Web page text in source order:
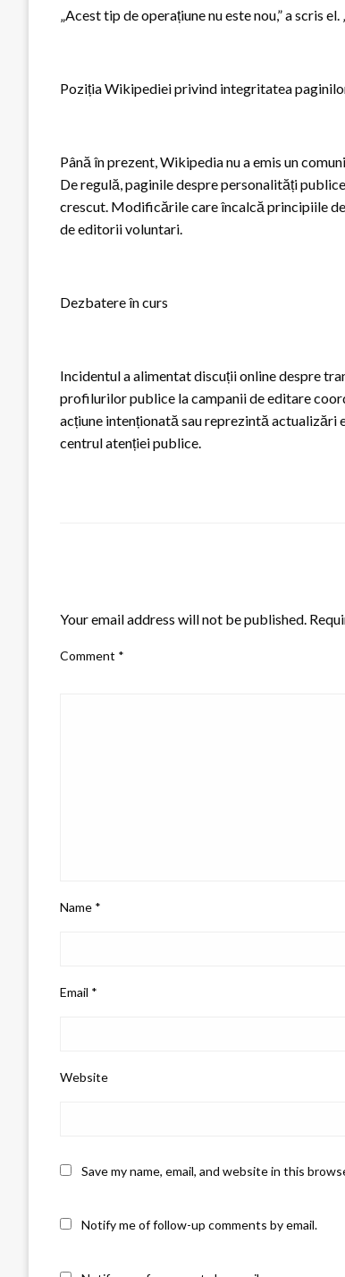
„Acest tip de operațiune nu este nou,” a scris
Poziția Wikipediei privind integritatea
Până în prezent, Wikipedia nu a emis un
De regulă, paginile despre personalități
crescut. Modificările care încalcă principiile
de editorii voluntari.
Dezbatere în curs
Incidentul a alimentat discuții online despre
profilurilor publice la campanii de editare
acțiune intenționată sau reprezintă actualizări
centrul atenției publice.
Your email address will not be published.
Comment *
Name *
Email *
Website
Save my name, email, and website in this
Notify me of follow-up comments by email.